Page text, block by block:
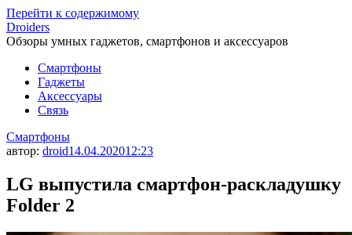
Перейти к содержимому
Droiders
Обзоры умных гаджетов, смартфонов и аксессуаров
Смартфоны
Гаджеты
Аксессуары
Связь
Смартфоны
автор: droid14.04.202012:23
LG выпустила смартфон-раскладушку
Folder 2